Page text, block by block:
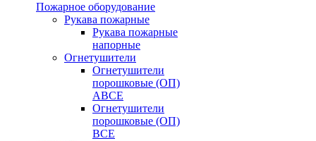
Пожарное оборудование
Рукава пожарные
Рукава пожарные
напорные
Огнетушители
Огнетушители
порошковые (ОП)
АВСЕ
Огнетушители
порошковые (ОП)
ВСЕ